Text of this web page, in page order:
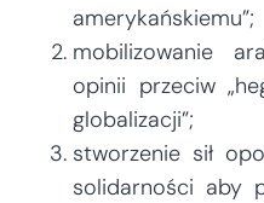
amerykańskiemu”;
mobilizowanie
opinii przeciw
globalizacji”;
stworzenie sił
solidarności aby